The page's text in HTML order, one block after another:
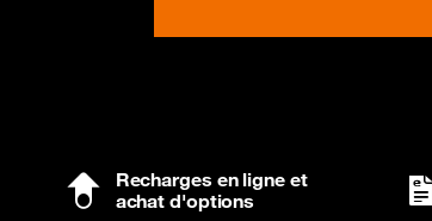
Recharges en ligne et
achat d'options